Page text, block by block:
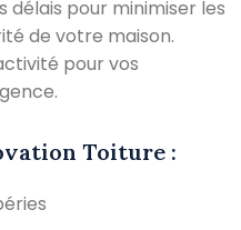
délais pour minimiser les
de votre maison.
pour vos
Toiture :